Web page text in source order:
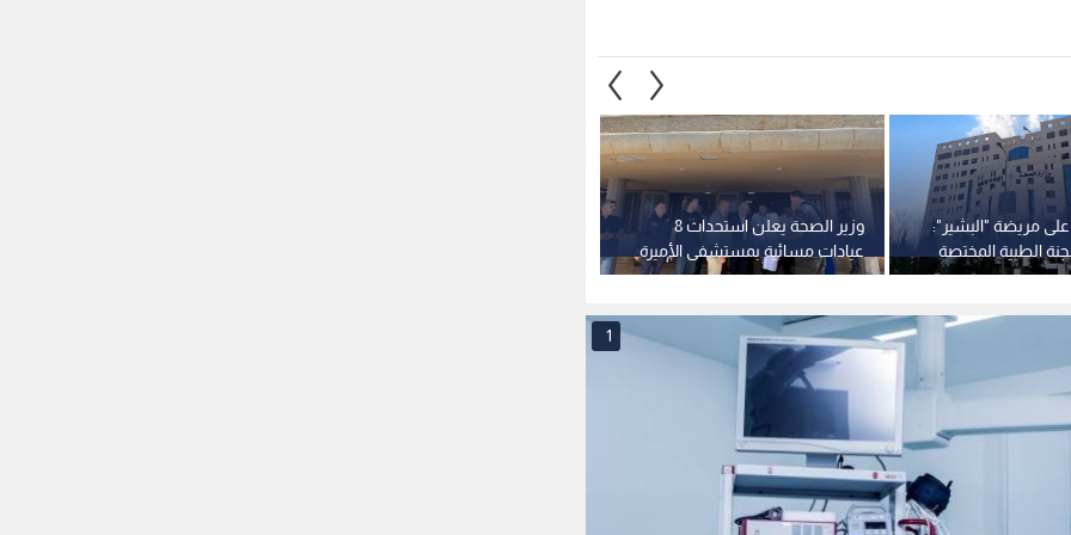
وزير الصحة يعلن استحداث 8
عيادات مسائية بمستشفى الأميرة
بسمة لتقليص المواعيد
مريضة "البشير":
الطبية المختصة
1